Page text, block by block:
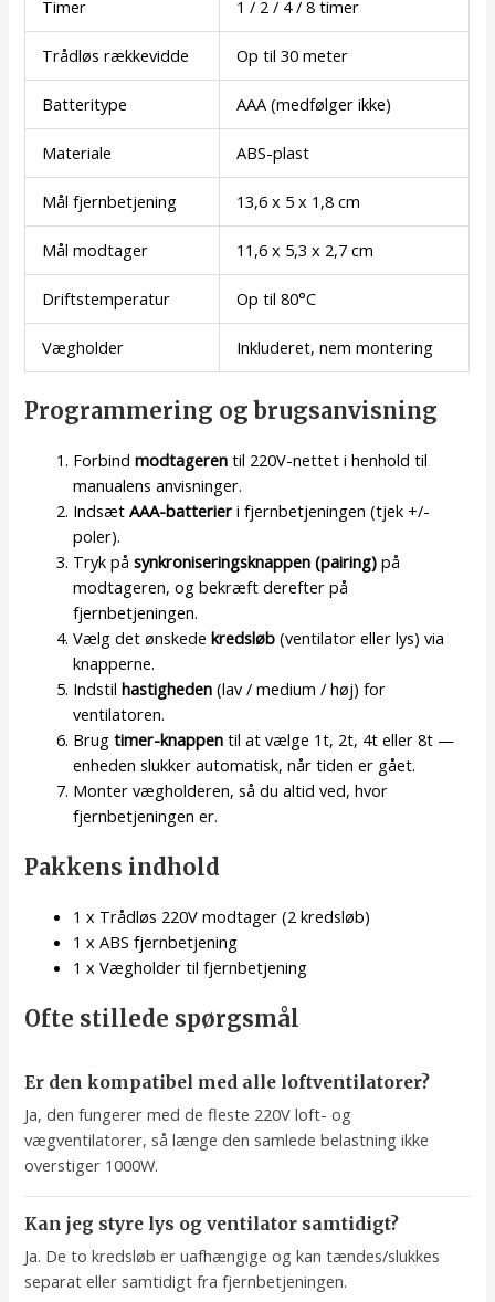
Timer 1 / 2 / 4 / 8 timer
Trådløs rækkevidde Op til 30 meter
Batteritype AAA (medfølger ikke)
Materiale ABS-plast
Mål fjernbetjening 13,6 x 5 x 1,8 cm
Mål modtager 11,6 x 5,3 x 2,7 cm
Driftstemperatur Op til 80°C
Vægholder Inkluderet, nem montering
Programmering og brugsanvisning
Forbindmodtageren til 220V-nettet i henhold til
manualens anvisninger.
IndsætAAA-batterier i fjernbetjeningen (tjek +/-
poler).
Tryk påsynkroniseringsknappen (pairing) på
modtageren, og bekræft derefter på
fjernbetjeningen.
Vælg det ønskedekredsløb (ventilator eller lys) via
knapperne.
Indstilhastigheden (lav / medium / høj) for
ventilatoren.
Brugtimer-knappen til at vælge 1t, 2t, 4t eller 8t —
enheden slukker automatisk, når tiden er gået.
Monter vægholderen, så du altid ved, hvor
fjernbetjeningen er.
Pakkens indhold
1 x Trådløs 220V modtager (2 kredsløb)
1 x ABS fjernbetjening
1 x Vægholder til fjernbetjening
Ofte stillede spørgsmål
Er den kompatibel med alle loftventilatorer?
Ja, den fungerer med de fleste 220V loft- og
vægventilatorer, så længe den samlede belastning ikke
overstiger 1000W.
Kan jeg styre lys og ventilator samtidigt?
Ja. De to kredsløb er uafhængige og kan tændes/slukkes
separat eller samtidigt fra fjernbetjeningen.